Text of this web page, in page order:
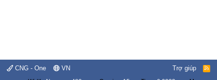
CNG - One VN Trợ giúp
R